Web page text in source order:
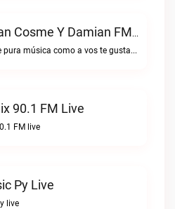
Radio San Cosme Y Damian FM Live
24 Horas de pura música como a vos te gustaRadio San Cosme y Damian FM live
90.1 FM Live
FM live
Py Live
live